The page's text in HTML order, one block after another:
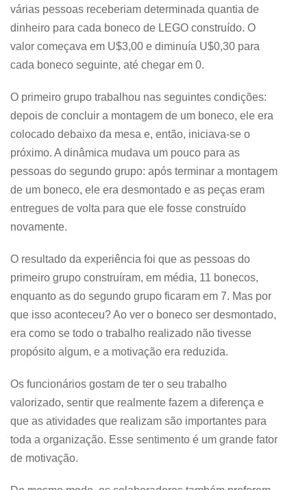
várias pessoas receberiam determinada quantia de
dinheiro para cada boneco de LEGO construído. O
valor começava em U$3,00 e diminuía U$0,30 para
cada boneco seguinte, até chegar em 0.
O primeiro grupo trabalhou nas seguintes condições:
depois de concluir a montagem de um boneco, ele era
colocado debaixo da mesa e, então, iniciava-se o
próximo. A dinâmica mudava um pouco para as
pessoas do segundo grupo: após terminar a montagem
de um boneco, ele era desmontado e as peças eram
entregues de volta para que ele fosse construído
novamente.
O resultado da experiência foi que as pessoas do
primeiro grupo construíram, em média, 11 bonecos,
enquanto as do segundo grupo ficaram em 7. Mas por
que isso aconteceu? Ao ver o boneco ser desmontado,
era como se todo o trabalho realizado não tivesse
propósito algum, e a motivação era reduzida.
Os funcionários gostam de ter o seu trabalho
valorizado, sentir que realmente fazem a diferença e
que as atividades que realizam são importantes para
toda a organização. Esse sentimento é um grande fator
de motivação.